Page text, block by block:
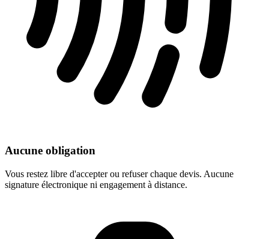
Aucune obligation
Vous restez libre d'accepter ou refuser chaque devis. Aucune
signature électronique ni engagement à distance.